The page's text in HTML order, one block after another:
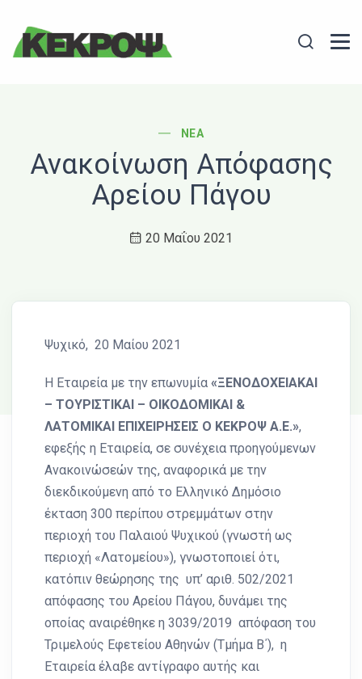
Header Logo Search
POST CATEGORY
ΝΈΑ
Ανακοίνωση Απόφασης
Αρείου Πάγου
20 Μαΐου 2021
Ψυχικό, 20 Μαίου 2021
Η Εταιρεία με την επωνυμία «ΞΕΝΟΔΟΧΕΙΑΚΑΙ
– ΤΟΥΡΙΣΤΙΚΑΙ – ΟΙΚΟΔΟΜΙΚΑΙ &
ΛΑΤΟΜΙΚΑΙ ΕΠΙΧΕΙΡΗΣΕΙΣ Ο ΚΕΚΡΟΨ Α.Ε.»,
εφεξής η Εταιρεία, σε συνέχεια προηγούμενων
Ανακοινώσεών της, αναφορικά με την
διεκδικούμενη από το Ελληνικό Δημόσιο
έκταση 300 περίπου στρεμμάτων στην
περιοχή του Παλαιού Ψυχικού (γνωστή ως
περιοχή «Λατομείου»), γνωστοποιεί ότι,
κατόπιν θεώρησης της υπ’ αριθ. 502/2021
απόφασης του Αρείου Πάγου, δυνάμει της
οποίας αναιρέθηκε η 3039/2019 απόφαση του
Τριμελούς Εφετείου Αθηνών (Τμήμα Β΄), η
Εταιρεία έλαβε αντίγραφο αυτής και